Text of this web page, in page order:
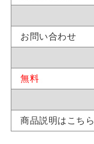
お問い合わせ
無料
商品説明はこちら